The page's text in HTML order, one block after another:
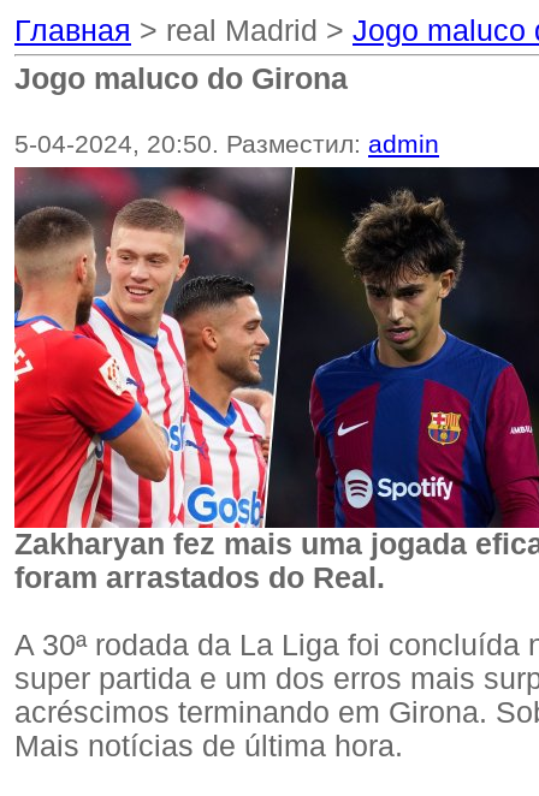
Главная > real Madrid > Jogo maluco
Jogo maluco do Girona
5-04-2024, 20:50. Разместил: admin
Zakharyan fez mais uma jogada
foram arrastados do Real.
A 30ª rodada da La Liga foi concluída
super partida e um dos erros mais
acréscimos terminando em Girona.
Mais notícias de última hora.